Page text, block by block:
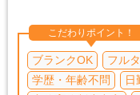
こだわりポイント！
ブランクOK フル
学歴・年齢不問
日